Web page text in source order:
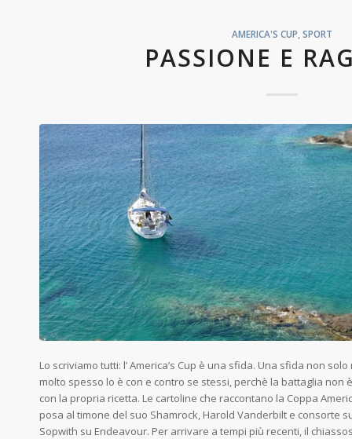
AMERICA'S CUP ,SPORT
PASSIONE E
Lo scriviamo tutti: l’ America’s Cup è una sfida. Una sfida non
molto spesso lo è con e contro se stessi, perchè la battaglia non
con la propria ricetta. Le cartoline che raccontano la Coppa
posa al timone del suo Shamrock, Harold Vanderbilt e consorte
Sopwith su Endeavour. Per arrivare a tempi più recenti, il